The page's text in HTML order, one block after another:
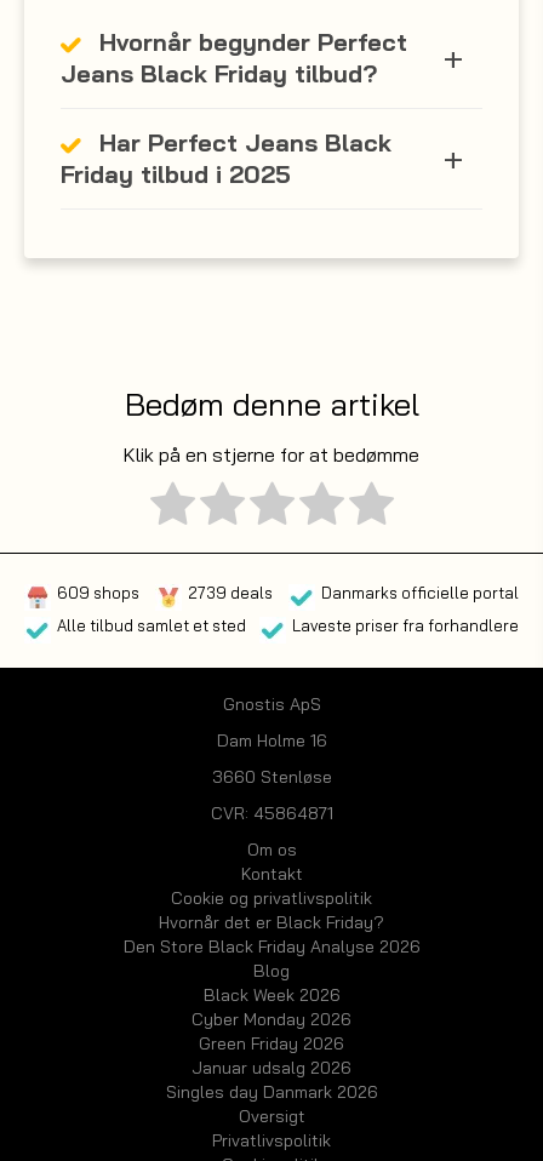
Hvornår begynder Perfect
Jeans Black Friday tilbud?
Har Perfect Jeans Black
Friday tilbud i 2025
Bedøm denne artikel
Klik på en stjerne for at bedømme
609 shops 2739 deals
Danmarks officielle portal
Alle tilbud samlet et sted
Laveste priser fra forhandlere
Gnostis ApS
Dam Holme 16
3660 Stenløse
CVR: 45864871
Om os
Kontakt
Cookie og privatlivspolitik
Hvornår det er Black Friday?
Den Store Black Friday Analyse 2026
Blog
Black Week 2026
Cyber Monday 2026
Green Friday 2026
Januar udsalg 2026
Singles day Danmark 2026
Oversigt
Privatlivspolitik